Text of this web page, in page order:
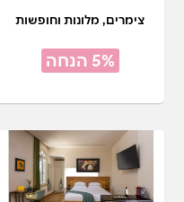
צימרים, מלונות וחופשות
5% הנחה